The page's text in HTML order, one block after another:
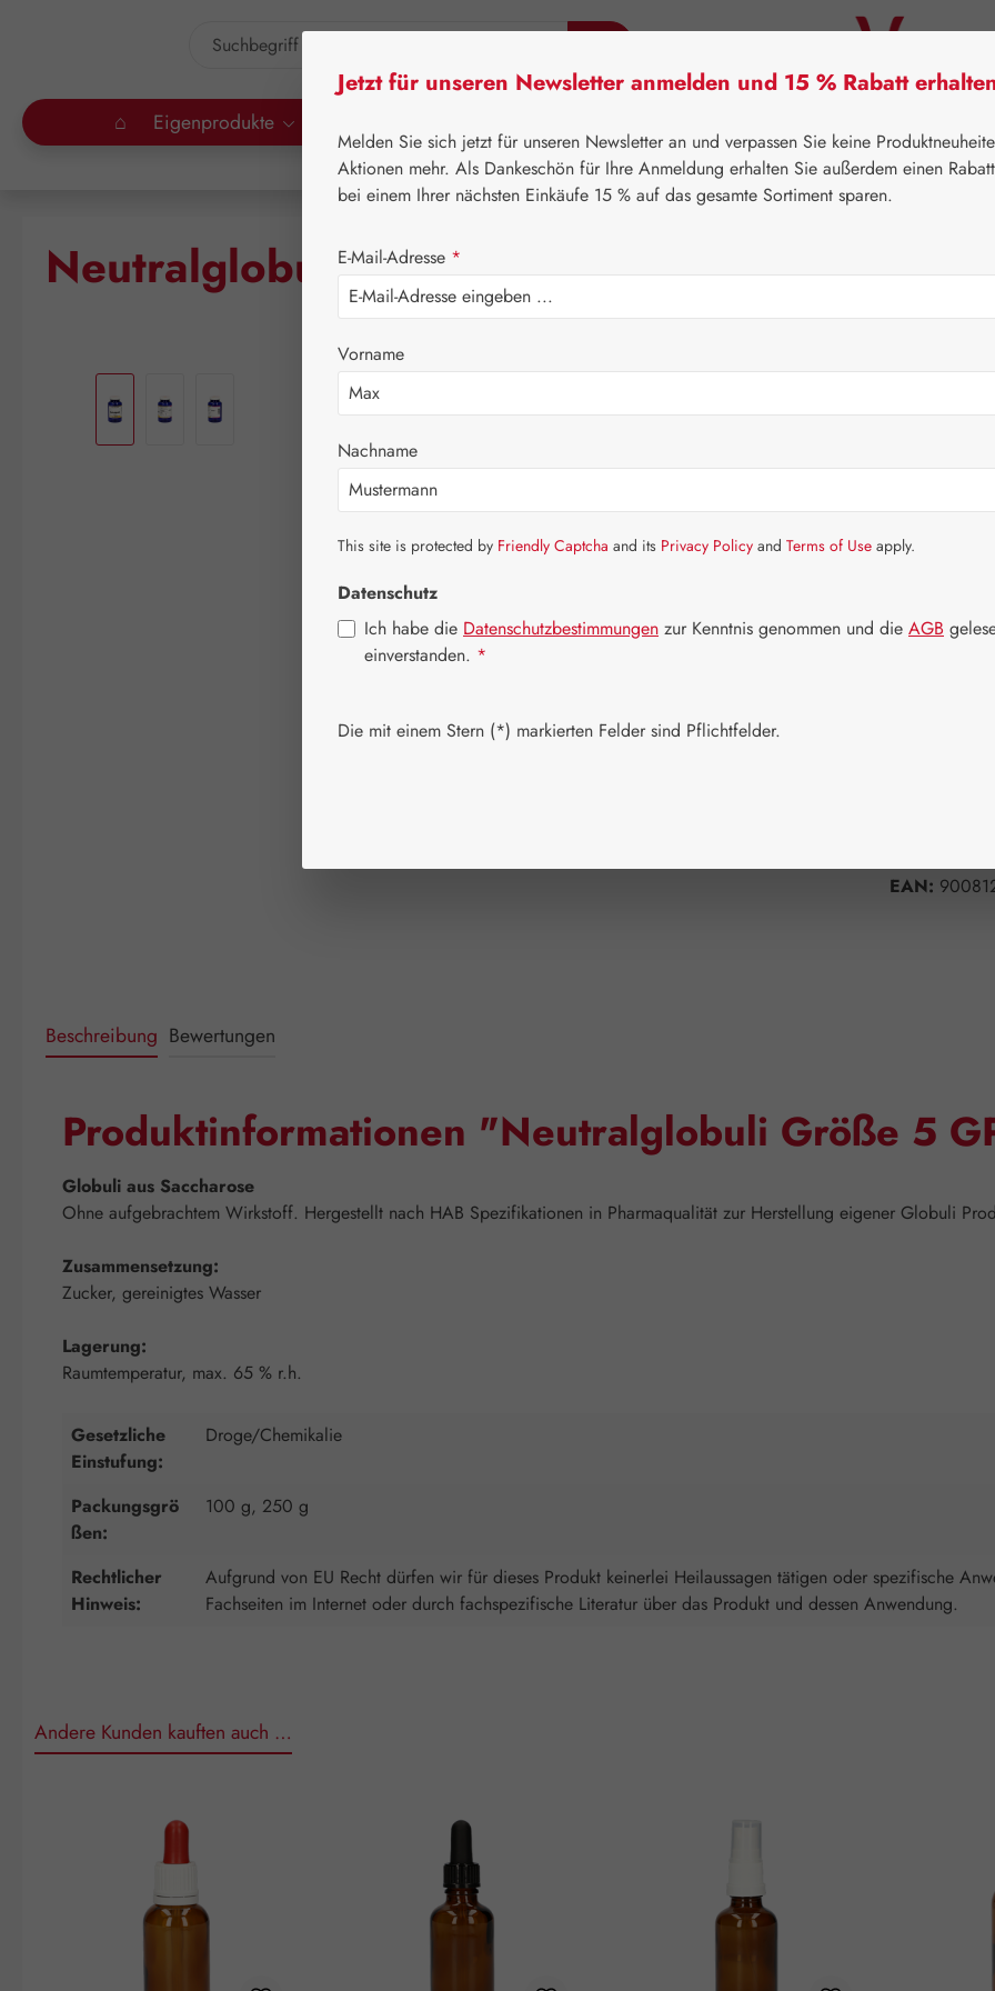
⌂ Eigenprodukte
⌂ Gall Pharma Neutralglobuli
Neutralglobuli Größe 5 GPH
Schnell
100 g
Zum
EAN:
Beschreibung Bewertungen
Produktinformationen "Neutralglobuli Größe 5
Globuli aus Saccharose
Ohne aufgebrachtem Wirkstoff. Hergestellt nach HAB Spezifikationen in Pharmaqualität zur Herstellung eigener Globuli
Zusammensetzung:
Zucker, gereinigtes Wasser
Lagerung:
Raumtemperatur, max. 65 % r.h.
Gesetzliche
Einstufung:
Droge/Chemikalie
Packungsgrö
ßen:
100 g, 250 g
Rechtlicher
Hinweis:
Aufgrund von EU Recht dürfen wir für dieses Produkt keinerlei Heilaussagen tätigen oder spezifische
Fachseiten im Internet oder durch fachspezifische Literatur über das Produkt und dessen Anwendung.
Andere Kunden kauften auch …
Jetzt für unseren Newsletter anmelden und 15 % Rabatt
Melden Sie sich jetzt für unseren Newsletter an und verpassen Sie keine
Aktionen mehr. Als Dankeschön für Ihre Anmeldung erhalten Sie außerdem einen
bei einem Ihrer nächsten Einkäufe 15 % auf das gesamte Sortiment sparen.
E-Mail-Adresse *
Vorname
Nachname
This site is protected by Friendly Captcha and its Privacy Policy and Terms of Use apply.
Datenschutz
Ich habe die Datenschutzbestimmungen zur Kenntnis genommen und die AGB
einverstanden. *
Die mit einem Stern (*) markierten Felder sind Pflichtfelder.